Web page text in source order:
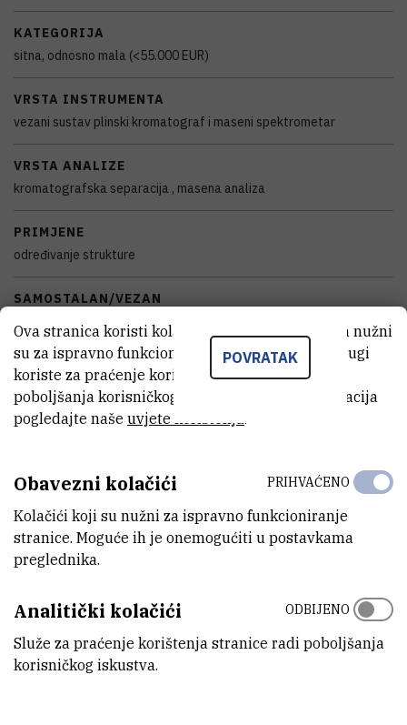
KATEGORIJA
sitna, odnosno mala (<55.000 EUR)
VRSTA INSTRUMENTA
vezani sustav plinski kromatograf i maseni spektrometar
VRSTA ANALIZE
kromatografska separacija , masena analiza
PRIMJENE
određivanje strukture
SAMOSTALAN/VEZAN
vezan u eksperimentalnu liniju
STANJE OPREME
potpuno funkcionalan
DISCIPLINE
2018
TIJELO KOJE JE FINANCIRALO NABAVKU OPREME
Vidi na croris.hr
POVRATAK
Ova stranica koristi kolačiće. Neki od tih kolačića nužni
su za ispravno funkcioniranje stranice, dok se drugi
koriste za praćenje korištenja stranice radi
poboljšanja korisničkog iskustva. Za više informacija
pogledajte naše uvjete korištenja
Obavezni kolačići
Kolačići koji su nužni za ispravno funkcioniranje
stranice. Moguće ih je onemogućiti u postavkama
preglednika.
PRIHVAĆENO
Analitički kolačići
Služe za praćenje korištenja stranice radi poboljšanja
korisničkog iskustva.
ODBIJENO